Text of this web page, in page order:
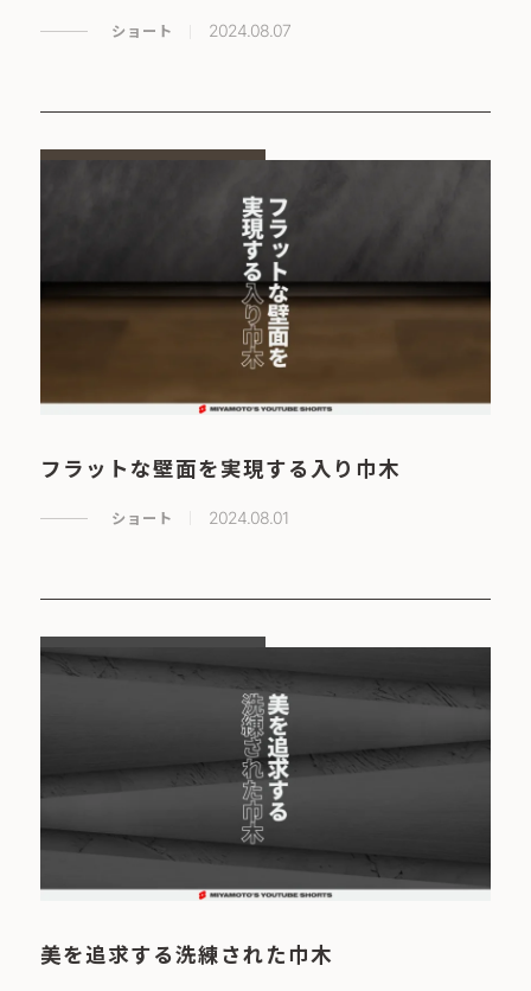
ショート 2024.08.07
フラットな壁面を実現する入り巾木
ショート 2024.08.01
美を追求する洗練された巾木